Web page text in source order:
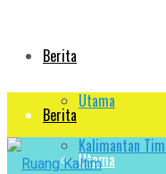
Berita
Utama
Kalimantan
Berita
Utama